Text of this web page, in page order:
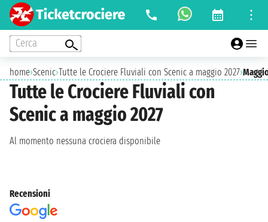
Cerca
home›Scenic›Tutte le Crociere Fluviali con Scenic a maggio 2027›
Tutte le Crociere Fluviali con
Scenic a maggio 2027
Al momento nessuna crociera disponibile
Recensioni